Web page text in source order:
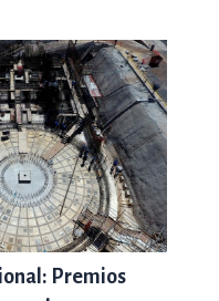
Premios